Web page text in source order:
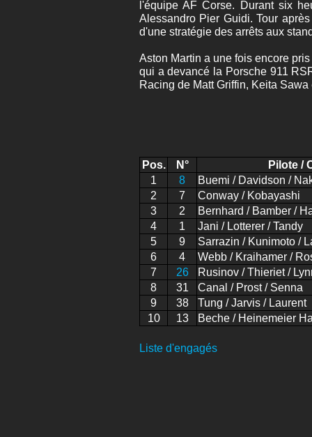
l'équipe AF Corse. Durant six
Alessandro Pier Guidi. Tour
d'une stratégie des arrêts aux
Aston Martin a une fois encore
qui a devancé la Porsche 911
Racing de Matt Griffin, Keita
Pos. N°
Pilote /
1
8
Buemi / Davidson /
2
7
Conway / Kobayashi
3
2
Bernhard / Bamber /
4
1
Jani / Lotterer / Tandy
5
9
Sarrazin / Kunimoto /
6
4
Webb / Kraihamer /
7
26
Rusinov / Thieriet /
8
31
Canal / Prost / Senna
9
38
Tung / Jarvis / Laurent
10
13 Beche / Heinemeier
Liste d'engagés